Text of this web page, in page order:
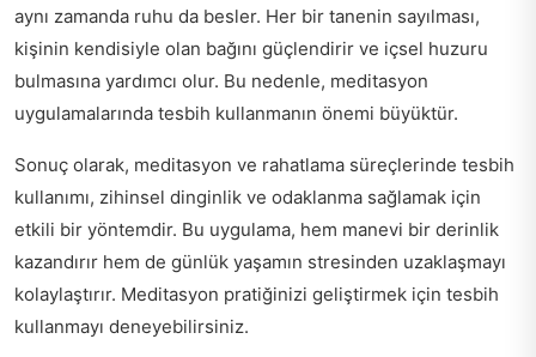
aynı zamanda ruhu da besler. Her bir tanenin sayılması,
kişinin kendisiyle olan bağını güçlendirir ve içsel huzuru
bulmasına yardımcı olur. Bu nedenle, meditasyon
uygulamalarında tesbih kullanmanın önemi büyüktür.
Sonuç olarak, meditasyon ve rahatlama süreçlerinde tesbih
kullanımı, zihinsel dinginlik ve odaklanma sağlamak için
etkili bir yöntemdir. Bu uygulama, hem manevi bir derinlik
kazandırır hem de günlük yaşamın stresinden uzaklaşmayı
kolaylaştırır. Meditasyon pratiğinizi geliştirmek için tesbih
kullanmayı deneyebilirsiniz.